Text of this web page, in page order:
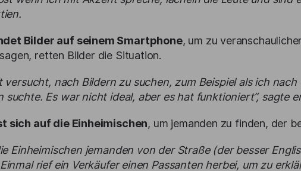
Bilder auf seinem Smartphone, um zu
retten Bilder die Situation.
versucht, nach Bildern zu suchen, zum Beispiel als ich
suchte. Es war nicht ideal, aber es hat funktioniert“, sagte
sich auf die Einheimischen, um jemanden zu finden, der
Einheimischen jemanden von der Straße (der besser
rief ein Verkäufer einen Passanten herbei, um zu